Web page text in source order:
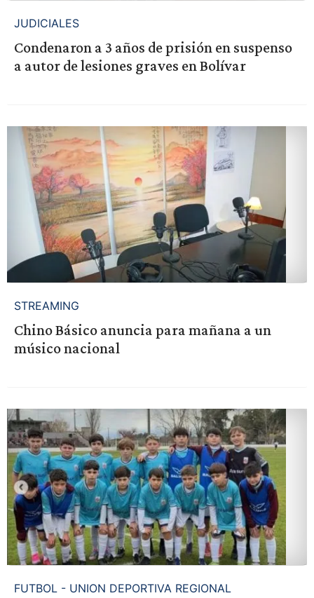
JUDICIALES
Condenaron a 3 años de prisión en suspenso
a autor de lesiones graves en Bolívar
STREAMING
Chino Básico anuncia para mañana a un
músico nacional
FUTBOL - UNION DEPORTIVA REGIONAL